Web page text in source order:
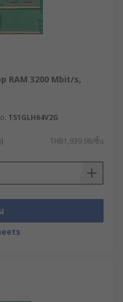
RAM 3200 Mbit/s,
TS1GLH64V2G
THB1,939.98/ชิ้น